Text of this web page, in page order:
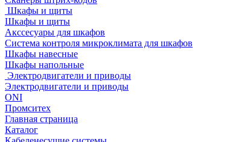
Шкафы и щиты
Шкафы и щиты
Акссесуары для шкафов
Система контроля микроклимата для шкафов
Шкафы навесные
Шкафы напольные
Электродвигатели и приводы
Электродвигатели и приводы
ONI
Промситех
Главная страница
Каталог